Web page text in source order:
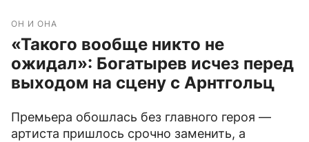
ОН И ОНА
«Такого вообще никто не
ожидал»: Богатырев исчез перед
выходом на сцену с Арнтгольц
Премьера обошлась без главного героя —
артиста пришлось срочно заменить, а